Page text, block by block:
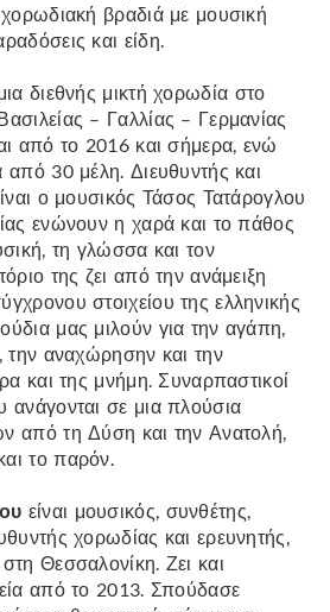
βραδιά με μουσική
και είδη.
διεθνής μικτή χορωδία στο
– Γαλλίας – Γερμανίας
από το 2016 και σήμερα, ενώ
από 30 μέλη. Διευθυντής και
ο μουσικός Τάσος Τατάρογλου
ενώνουν η χαρά και το πάθος
τη γλώσσα και τον
της ζει από την ανάμειξη
στοιχείου της ελληνικής
μας μιλούν για την αγάπη,
την αναχώρησην και την
και της μνήμη. Συναρπαστικοί
ανάγονται σε μια πλούσια
από τη Δύση και την Ανατολή,
το παρόν.
είναι μουσικός, συνθέτης,
χορωδίας και ερευνητής,
Θεσσαλονίκη. Ζει και
από το 2013. Σπούδασε